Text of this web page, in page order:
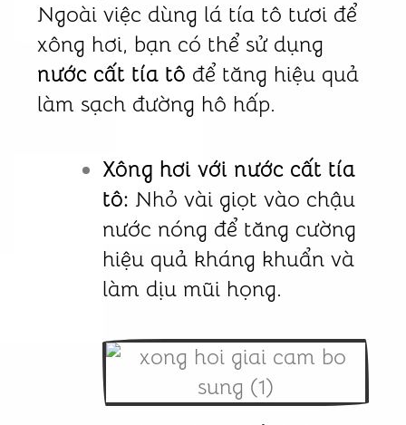
Ngoài việc dùng lá tía tô tươi để
xông hơi, bạn có thể sử dụng
nước cất tía tô để tăng hiệu quả
làm sạch đường hô hấp.
Xông hơi với nước cất tía
tô: Nhỏ vài giọt vào chậu
nước nóng để tăng cường
hiệu quả kháng khuẩn và
làm dịu mũi họng.